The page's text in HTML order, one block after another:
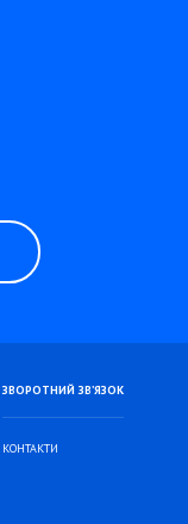
ЗВОРОТНИЙ ЗВ’ЯЗОК
КОНТАКТИ